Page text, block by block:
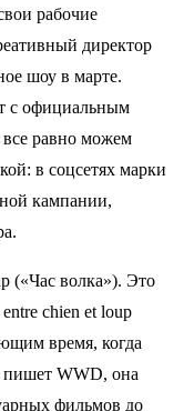
рабочие
директор
шоу в марте.
с официальным
равно можем
в соцсетях марки
кампании,
(«Час волка»). Это
chien et loup
время, когда
пишет WWD, она
фильмов до